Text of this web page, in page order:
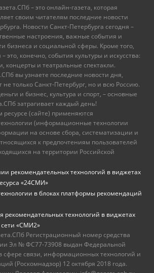
– это онлайн-газета, которая
своим читателям последние новости
Новости Санкт-Петербурга сегодня –
настроения, важные события и
бизнеса и социальной сферы. Кроме того,
это, конечно, события культуры и искусства:
концерты и театральные спектакли.
вы узнаете последние новости дня,
не только Санкт-Петербург, но и всю Россию.
и бизнес, культура и спорт, – основные
затрагивает каждый день!
(сайте) применяются
(информационные технологии
на основе сбора, систематизации и
к предпочтениям пользователей
на территории Российской
рекомендательных технологий в виджетах
«24СМИ»
в блоках платформы рекомендаций
рекомендательных технологий в виджетах
«СМИ2»
Регистрационный номер средства
Эл № ФС77-73908 выдан Федеральной
сфере связи, информационных технологий и
(Роскомнадзор) 12 октября 2018 года.